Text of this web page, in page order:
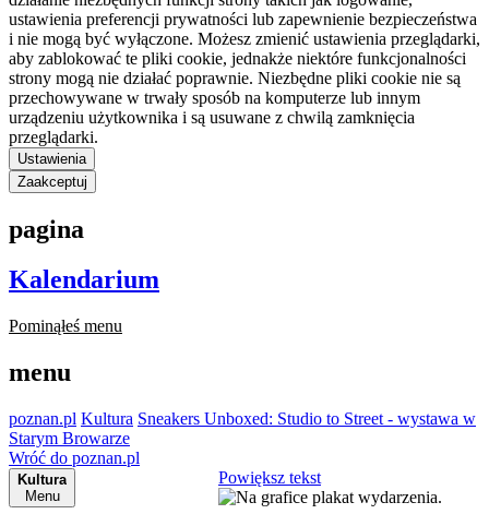
ustawienia preferencji prywatności lub zapewnienie bezpieczeństwa
i nie mogą być wyłączone. Możesz zmienić ustawienia przeglądarki,
aby zablokować te pliki cookie, jednakże niektóre funkcjonalności
strony mogą nie działać poprawnie. Niezbędne pliki cookie nie są
przechowywane w trwały sposób na komputerze lub innym
urządzeniu użytkownika i są usuwane z chwilą zamknięcia
przeglądarki.
Ustawienia
Zaakceptuj
pagina
Kalendarium
Pominąłeś menu
menu
poznan.pl Kultura Sneakers Unboxed: Studio to Street - wystawa w
Starym Browarze
Wróć do poznan.pl
Kultura
Menu
Powiększ tekst